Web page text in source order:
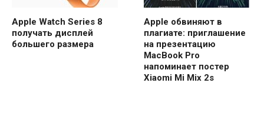
Apple Watch Series 8
получать дисплей
большего размера
Apple обвиняют в
плагиате: приглашение
на презентацию
MacBook Pro
напоминает постер
Xiaomi Mi Mix 2s